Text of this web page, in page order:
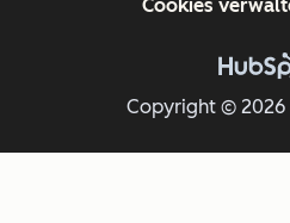
Copyright © 2026
Cookies